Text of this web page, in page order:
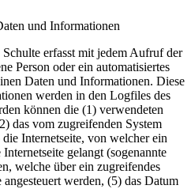
und Informationen
erfasst mit jedem Aufruf der
Person oder ein automatisiertes
Daten und Informationen. Diese
werden in den Logfiles des
können die (1) verwendeten
das vom zugreifenden System
Internetseite, von welcher ein
gelangt (sogenannte
welche über ein zugreifendes
angesteuert werden, (5) das Datum